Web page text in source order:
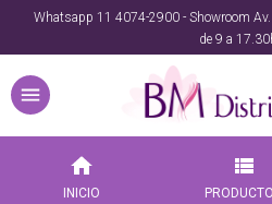
Whatsapp 11 4074-2900 - Showroom
de 9 a
INICIO